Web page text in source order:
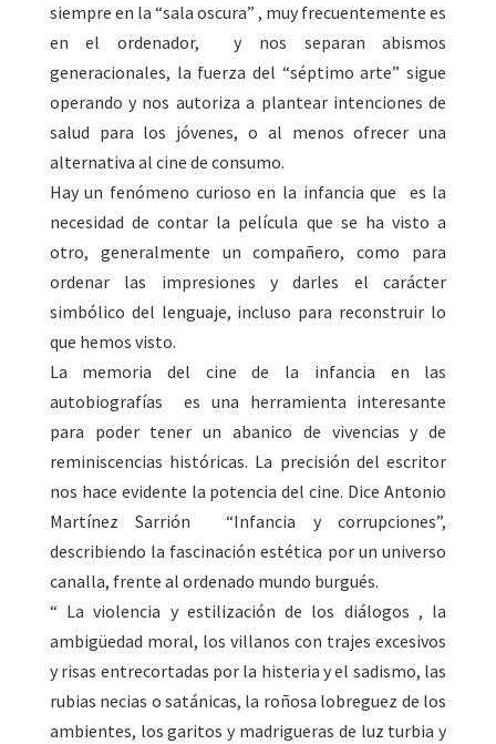
siempre en la “sala oscura” , muy frecuentemente es
en el ordenador, y nos separan abismos
generacionales, la fuerza del “séptimo arte” sigue
operando y nos autoriza a plantear intenciones de
salud para los jóvenes, o al menos ofrecer una
alternativa al cine de consumo.
Hay un fenómeno curioso en la infancia que es la
necesidad de contar la película que se ha visto a
otro, generalmente un compañero, como para
ordenar las impresiones y darles el carácter
simbólico del lenguaje, incluso para reconstruir lo
que hemos visto.
La memoria del cine de la infancia en las
autobiografías es una herramienta interesante
para poder tener un abanico de vivencias y de
reminiscencias históricas. La precisión del escritor
nos hace evidente la potencia del cine. Dice Antonio
Martínez Sarrión “Infancia y corrupciones”,
describiendo la fascinación estética por un universo
canalla, frente al ordenado mundo burgués.
“ La violencia y estilización de los diálogos , la
ambigüedad moral, los villanos con trajes excesivos
y risas entrecortadas por la histeria y el sadismo, las
rubias necias o satánicas, la roñosa lobreguez de los
ambientes, los garitos y madrigueras de luz turbia y